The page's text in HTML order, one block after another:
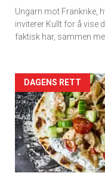
Ungarn mot Frankrike,
inviterer Kullt for å vise
faktisk har, sammen
Forsiden
akkurat
nå
-
DAGENS RETT